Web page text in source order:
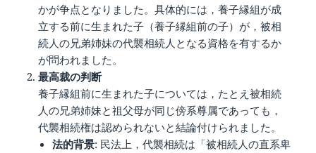
かが争点となりました。具体的には，養子縁組が成
立する前に生まれた子（養子縁組前の子）が，被相
続人の兄弟姉妹の代襲相続人となる資格を有するか
が問われました。
最高裁の判断
養子縁組前に生まれた子については，たとえ被相続
人の兄弟姉妹と祖父母が同じ傍系尊属であっても，
代襲相続権は認められないと結論付けられました。
法的背景: 民法上，代襲相続は「被相続人の直系卑